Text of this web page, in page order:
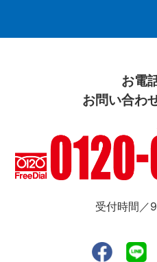
お電
お問い合わ
受付時間／